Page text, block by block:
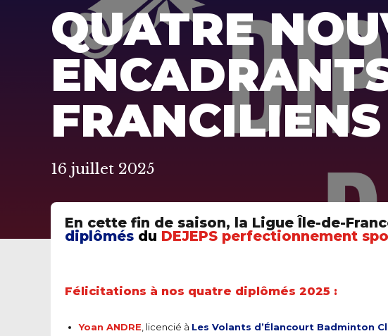
QUATRE
16 juillet 2025
En cette fin de saison, la Ligue Île-de-
diplômés du DEJEPS perfectionnement
Félicitations à nos quatre diplômés 2025 :
Yoan ANDRE, licencié à Les Volants d’Élancourt Badminton